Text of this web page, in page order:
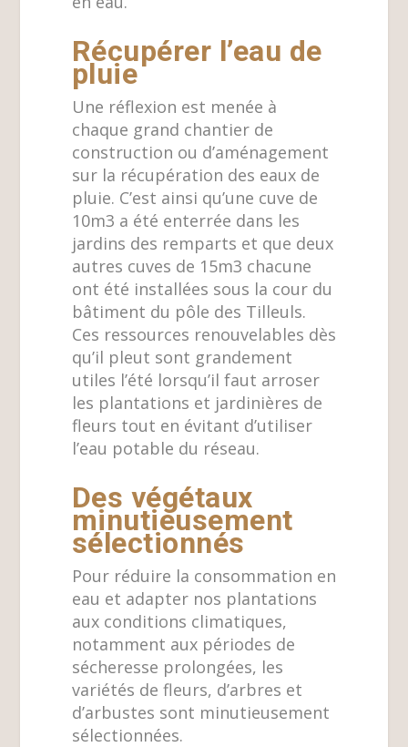
Récupérer l’eau de
pluie
Une réflexion est menée à
chaque grand chantier de
construction ou d’aménagement
sur la récupération des eaux de
pluie. C’est ainsi qu’une cuve de
10m3 a été enterrée dans les
jardins des remparts et que deux
autres cuves de 15m3 chacune
ont été installées sous la cour du
bâtiment du pôle des Tilleuls.
Ces ressources renouvelables dès
qu’il pleut sont grandement
utiles l’été lorsqu’il faut arroser
les plantations et jardinières de
fleurs tout en évitant d’utiliser
l’eau potable du réseau.
Des végétaux
minutieusement
sélectionnés
Pour réduire la consommation en
eau et adapter nos plantations
aux conditions climatiques,
notamment aux périodes de
sécheresse prolongées, les
variétés de fleurs, d’arbres et
d’arbustes sont minutieusement
sélectionnées.